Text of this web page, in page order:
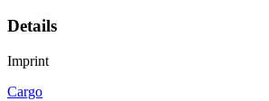
Details
Imprint
Cargo